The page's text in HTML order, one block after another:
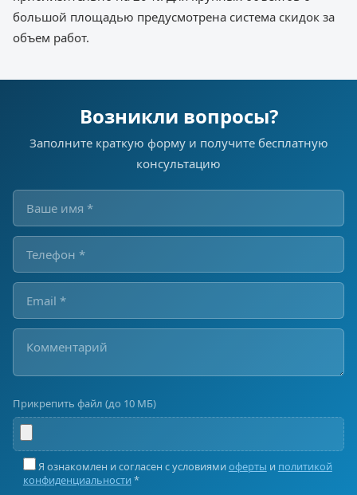
большой площадью предусмотрена система скидок за
объем работ.
Возникли вопросы?
Заполните краткую форму и получите бесплатную
консультацию
Прикрепить файл (до 10 МБ)
Я ознакомлен и согласен с условиями оферты и политикой
конфиденциальности *